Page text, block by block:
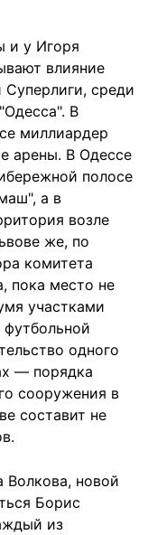
и у Игоря
влияние
Суперлиги, среди
В
миллиардер
арены. В Одессе
полосе
а в
возле
же, по
комитета
пока место не
участками
одного
— порядка
сооружения в
составит не
Волкова, новой
Борис
из